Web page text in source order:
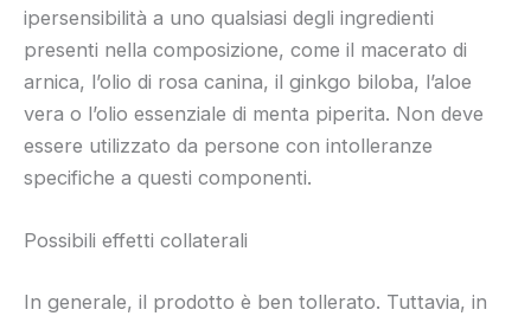
ipersensibilità a uno qualsiasi degli ingredienti
presenti nella composizione, come il macerato di
arnica, l’olio di rosa canina, il ginkgo biloba, l’aloe
vera o l’olio essenziale di menta piperita. Non deve
essere utilizzato da persone con intolleranze
specifiche a questi componenti.
Possibili effetti collaterali
In generale, il prodotto è ben tollerato. Tuttavia, in